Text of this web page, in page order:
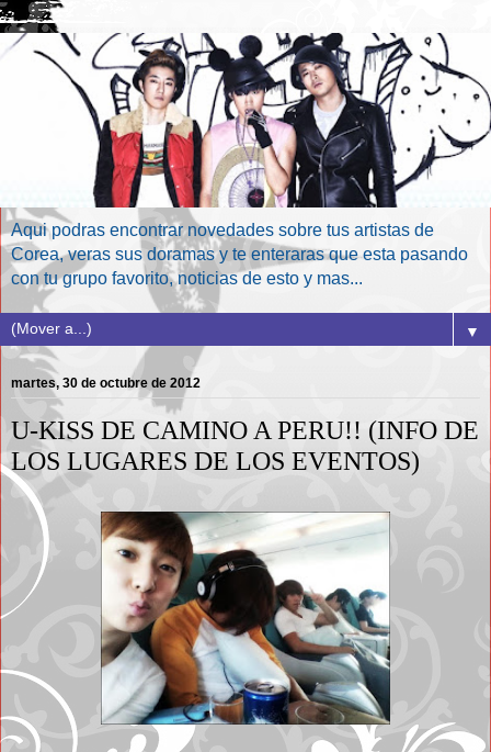
Aqui podras encontrar novedades sobre tus artistas de
Corea, veras sus doramas y te enteraras que esta pasando
con tu grupo favorito, noticias de esto y mas...
▼
martes, 30 de octubre de 2012
U-KISS DE CAMINO A PERU!! (INFO DE
LOS LUGARES DE LOS EVENTOS)